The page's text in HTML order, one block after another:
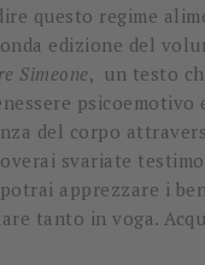
questo regime
edizione del
Simeone, un testo
psicoemotivo
del corpo
svariate
apprezzare i
tanto in voga.